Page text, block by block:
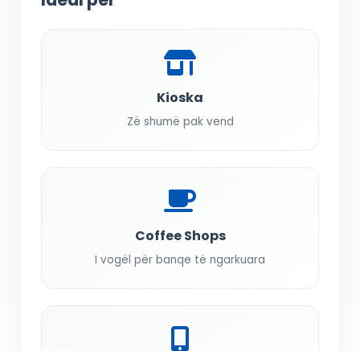
Kioska
Zë shumë pak vend
Coffee Shops
I vogël për banqe të ngarkuara